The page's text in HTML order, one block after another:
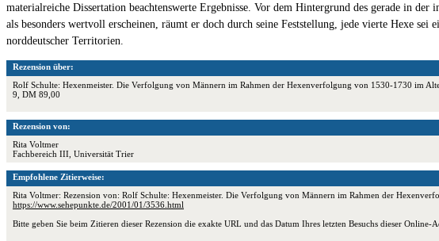
materialreiche Dissertation beachtenswerte Ergebnisse. Vor dem Hintergrund des gerade in
als besonders wertvoll erscheinen, räumt er doch durch seine Feststellung, jede vierte Hexe
norddeutscher Territorien.
Rezension über:
Rolf Schulte: Hexenmeister. Die Verfolgung von Männern im Rahmen der Hexenverfolgung von 1530-1730 im
9, DM 89,00
Rezension von:
Rita Voltmer
Fachbereich III, Universität Trier
Empfohlene Zitierweise:
Rita Voltmer: Rezension von: Rolf Schulte: Hexenmeister. Die Verfolgung von Männern im Rahmen der
https://www.sehepunkte.de/2001/01/3536.html
Bitte geben Sie beim Zitieren dieser Rezension die exakte URL und das Datum Ihres letzten Besuchs dieser Online-